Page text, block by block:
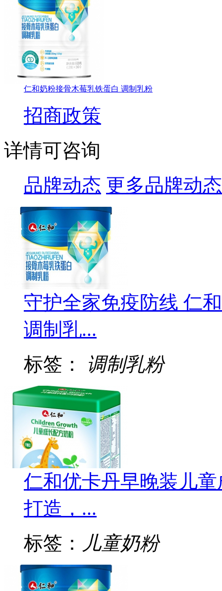
仁和奶粉接骨木莓乳铁蛋白 调制乳粉
招商政策
详情可咨询
品牌动态 更多品牌动态
守护全家免疫防线 仁
调制乳...
标签： 调制乳粉
仁和优卡丹早晚装儿
打造，...
标签： 儿童奶粉